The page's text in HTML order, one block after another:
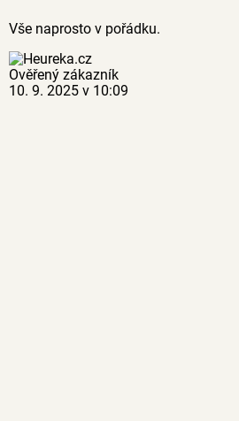
Vše naprosto v pořádku.
Ověřený zákazník
10. 9. 2025 v 10:09